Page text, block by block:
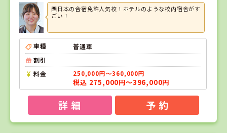
西日本の合宿免許人気校！ホテルのような校内宿舎がす
ごい！
車種
普通車
割引
料金
250,000円～360,000円
税込 275,000円～396,000円
詳 細 予 約